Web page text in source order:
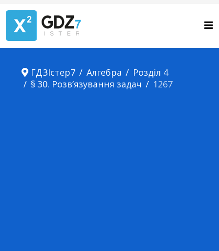
ГДЗІстер7 Алгебра
Розділ 4
§ 30. Розв’язування задач
1267